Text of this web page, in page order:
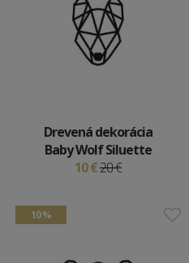
Drevená dekorácia
Baby Wolf Siluette
10 €20 €
10 %